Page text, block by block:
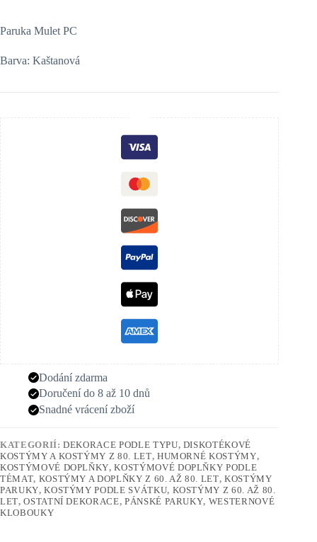
Paruka Mulet PC
Barva: Kaštanová
Dodání zdarma
Doručení do 8 až 10 dnů
Snadné vrácení zboží
KATEGORIÍ:DEKORACE PODLE TYPU, DISKOTÉKOVÉ
KOSTÝMY A KOSTÝMY Z 80. LET, HUMORNÉ KOSTÝMY,
KOSTÝMOVÉ DOPLŇKY,KOSTÝMOVÉ DOPLŇKY PODLE
TÉMAT, KOSTÝMY A DOPLŇKY Z 60. AŽ 80. LET, KOSTÝMY
PARUKY,KOSTÝMY PODLE SVÁTKU, KOSTÝMY Z 60. AŽ 80.
LET,OSTATNÍ DEKORACE, PÁNSKÉ PARUKY, WESTERNOVÉ
KLOBOUKY